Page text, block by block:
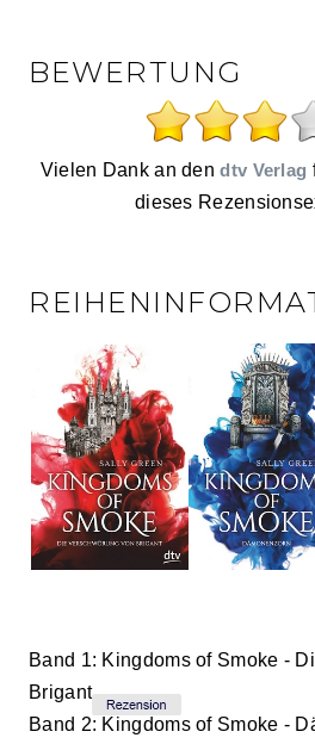
BEWERTUNG
Vielen Dank an dendtv Verlag
dieses
Band 1: Kingdoms of Smoke -
Brigant
Band 2: Kingdoms of Smoke -